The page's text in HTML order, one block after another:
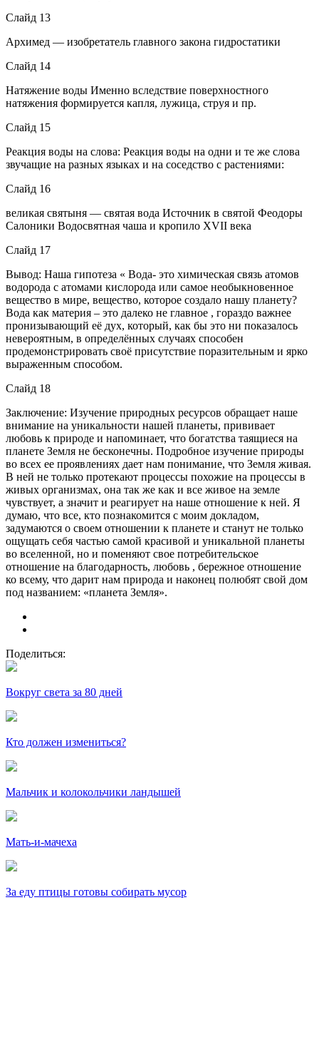
Слайд 13
Архимед — изобретатель главного закона гидростатики
Слайд 14
Натяжение воды Именно вследствие поверхностного
натяжения формируется капля, лужица, струя и пр.
Слайд 15
Реакция воды на слова: Реакция воды на одни и те же слова
звучащие на разных языках и на соседство с растениями:
Слайд 16
великая святыня — святая вода Источник в святой Феодоры
Салоники Водосвятная чаша и кропило XVII века
Слайд 17
Вывод: Наша гипотеза « Вода- это химическая связь атомов
водорода с атомами кислорода или самое необыкновенное
вещество в мире, вещество, которое создало нашу планету?
Вода как материя – это далеко не главное , гораздо важнее
пронизывающий её дух, который, как бы это ни показалось
невероятным, в определённых случаях способен
продемонстрировать своё присутствие поразительным и ярко
выраженным способом.
Слайд 18
Заключение: Изучение природных ресурсов обращает наше
внимание на уникальности нашей планеты, прививает
любовь к природе и напоминает, что богатства таящиеся на
планете Земля не бесконечны. Подробное изучение природы
во всех ее проявлениях дает нам понимание, что Земля живая.
В ней не только протекают процессы похожие на процессы в
живых организмах, она так же как и все живое на земле
чувствует, а значит и реагирует на наше отношение к ней. Я
думаю, что все, кто познакомится с моим докладом,
задумаются о своем отношении к планете и станут не только
ощущать себя частью самой красивой и уникальной планеты
во вселенной, но и поменяют свое потребительское
отношение на благодарность, любовь , бережное отношение
ко всему, что дарит нам природа и наконец полюбят свой дом
под названием: «планета Земля».
Поделиться:
Вокруг света за 80 дней
Кто должен измениться?
Мальчик и колокольчики ландышей
Мать-и-мачеха
За еду птицы готовы собирать мусор